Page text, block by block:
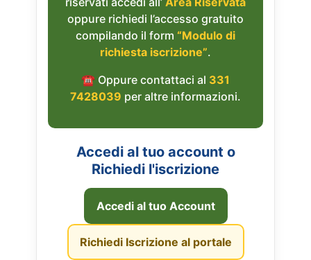
oppure richiedi l’accesso gratuito
compilando il form “Modulo di
richiesta iscrizione”.
☎︎ Oppure contattaci al 331
7428039 per altre informazioni.
Accedi al tuo account o
Richiedi l'iscrizione
Accedi al tuo Account
Richiedi Iscrizione al portale